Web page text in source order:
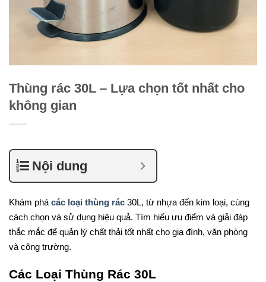
Thùng rác 30L – Lựa chọn tốt nhất cho
không gian
Nội dung
Khám phá các loại thùng rác 30L, từ nhựa đến kim loại, cùng
cách chọn và sử dụng hiệu quả. Tìm hiểu ưu điểm và giải đáp
thắc mắc để quản lý chất thải tốt nhất cho gia đình, văn phòng
và công trường.
Các Loại Thùng Rác 30L